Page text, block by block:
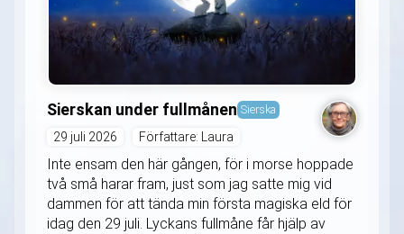
Sierskan under fullmånen Sierska
29 juli 2026 Författare: Laura
Inte ensam den här gången, för i morse hoppade
två små harar fram, just som jag satte mig vid
dammen för att tända min första magiska eld för
idag den 29 juli. Lyckans fullmåne får hjälp av